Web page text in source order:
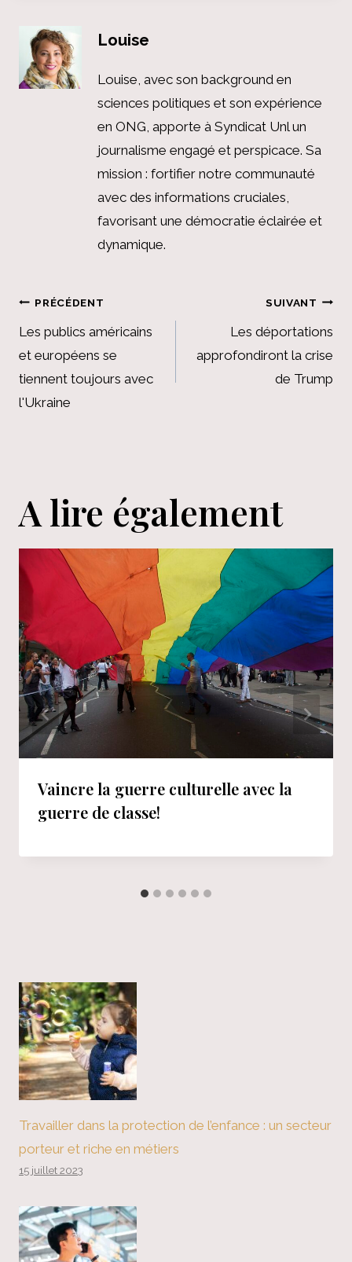
Louise
Louise, avec son background en
sciences politiques et son expérience
en ONG, apporte à Syndicat Unl un
journalisme engagé et perspicace. Sa
mission : fortifier notre communauté
avec des informations cruciales,
favorisant une démocratie éclairée et
dynamique.
Navigation
de
l’article
PRÉCÉDENT
Les publics américains
et européens se
tiennent toujours avec
l'Ukraine
SUIVANT
Les déportations
approfondiront la crise
de Trump
A lire également
Vaincre la guerre culturelle avec la
guerre de classe!
Travailler dans la protection de l’enfance : un secteur
porteur et riche en métiers
15 juillet 2023